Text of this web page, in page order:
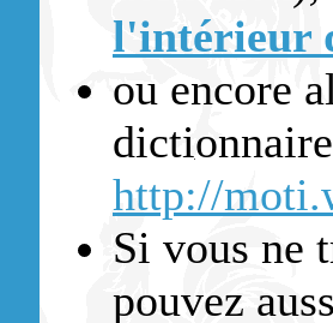
l'intérieur
ou encore
http://
Si vous ne
pouvez